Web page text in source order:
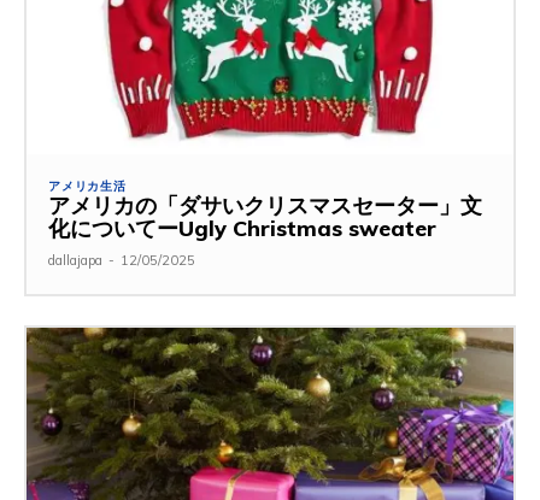
アメリカ生活
アメリカの「ダサいクリスマスセーター」文
化についてーUgly Christmas sweater
dallajapa - 12/05/2025